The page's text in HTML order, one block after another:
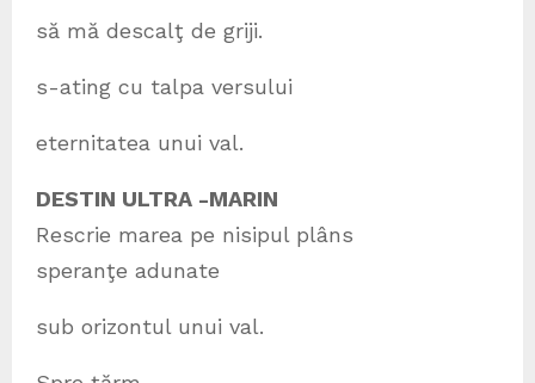
să mă descalţ de griji.
s-ating cu talpa versului
eternitatea unui val.
DESTIN ULTRA -MARIN
Rescrie marea pe nisipul plâns
speranţe adunate
sub orizontul unui val.